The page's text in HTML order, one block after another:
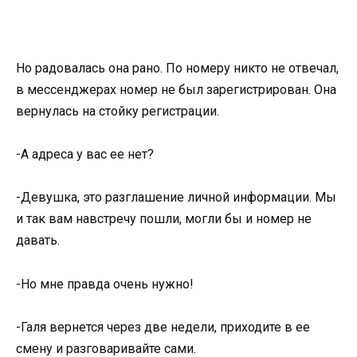
Но радовалась она рано. По номеру никто не отвечал,
в мессенджерах номер не был зарегистрирован. Она
вернулась на стойку регистрации.
-А адреса у вас ее нет?
-Девушка, это разглашение личной информации. Мы
и так вам навстречу пошли, могли бы и номер не
давать.
-Но мне правда очень нужно!
-Галя вернется через две недели, приходите в ее
смену и разговаривайте сами.